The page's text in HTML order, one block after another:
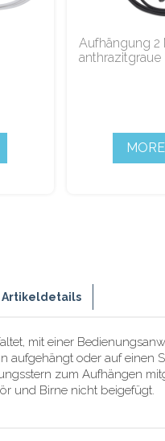
Aufhängung 2
anthrazitgraue
MORE
Artikeldetails
mit einer
aufgehängt oder auf einen
zum Aufhängen
und Birne nicht beigefügt.